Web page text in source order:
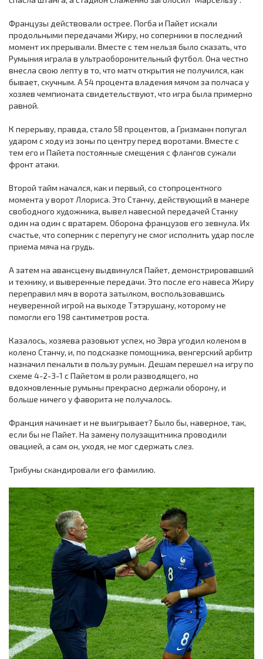
Французы действовали острее. Погба и Пайет искали
продольными передачами Жиру, но соперники в последний
момент их прерывали. Вместе с тем нельзя было сказать, что
Румыния играла в ультраоборонительный футбол. Она честно
внесла свою лепту в то, что матч открытия не получился, как
бывает, скучным. А 54 процента владения мячом за полчаса у
хозяев чемпионата свидетельствуют, что игра была примерно
равной.
К перерыву, правда, стало 58 процентов, а Гризманн попугал
ударом с ходу из зоны по центру перед воротами. Вместе с
тем его и Пайета постоянные смещения с флангов сужали
фронт атаки.
Второй тайм начался, как и первый, со стопроцентного
момента у ворот Ллориса. Это Станчу, действующий в манере
свободного художника, вывел навесной передачей Станку
один на один с вратарем. Оборона французов его зевнула. Их
счастье, что соперник с перепугу не смог исполнить удар после
приема мяча на грудь.
А затем на авансцену выдвинулся Пайет, демонстрировавший
и технику, и выверенные передачи. Это после его навеса Жиру
переправил мяч в ворота затылком, воспользовавшись
неуверенной игрой на выходе Тэтэрушану, которому не
помогли его 198 сантиметров роста.
Казалось, хозяева разовьют успех, но Эвра угодил коленом в
колено Станчу, и, по подсказке помощника, венгерский арбитр
назначил пенальти в пользу румын. Дешам перешел на игру по
схеме 4-2-3-1 с Пайетом в роли разводящего, но
вдохновленные румыны прекрасно держали оборону, и
больше ничего у фаворита не получалось.
Франция начинает и не выигрывает? Было бы, наверное, так,
если бы не Пайет. На замену полузащитника проводили
овацией, а сам он, уходя, не мог сдержать слез.
Трибуны скандировали его фамилию.